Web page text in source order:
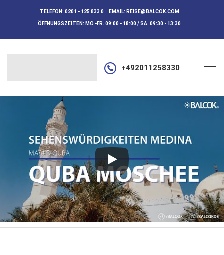
TELEFON: 0201 - 125 833 0 EMAIL: REISE@BALCOK.COM
ÖFFNUNGSZEITEN: MO.-FR. 09:00 - 18:00 / SA. 09:30 - 13:30
+492011258330